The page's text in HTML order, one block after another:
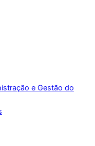
e Gestão do